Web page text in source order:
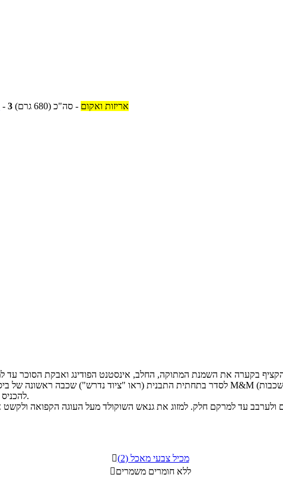
- 3 אריזות ואקום - סה"כ (680 גרם)
להכניס את העוגה למקפיא לכ- 20 דקות להתייצבות השכבה העליונה.

מכיל צבעי מאכל (2)
ללא חומרים משמרים